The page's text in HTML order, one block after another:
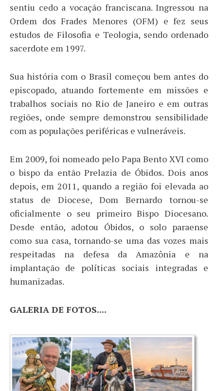
sentiu cedo a vocação franciscana. Ingressou na
Ordem dos Frades Menores (OFM) e fez seus
estudos de Filosofia e Teologia, sendo ordenado
sacerdote em 1997.
​Sua história com o Brasil começou bem antes do
episcopado, atuando fortemente em missões e
trabalhos sociais no Rio de Janeiro e em outras
regiões, onde sempre demonstrou sensibilidade
com as populações periféricas e vulneráveis.
​Em 2009, foi nomeado pelo Papa Bento XVI como
o bispo da então Prelazia de Óbidos. Dois anos
depois, em 2011, quando a região foi elevada ao
status de Diocese, Dom Bernardo tornou-se
oficialmente o seu primeiro Bispo Diocesano.
Desde então, adotou Óbidos, o solo paraense
como sua casa, tornando-se uma das vozes mais
respeitadas na defesa da Amazônia e na
implantação de políticas sociais integradas e
humanizadas.
GALERIA DE FOTOS....